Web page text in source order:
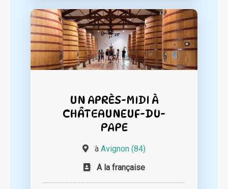
UN APRÈS-MIDI À
CHÂTEAUNEUF-DU-
PAPE
à Avignon (84)
A la française